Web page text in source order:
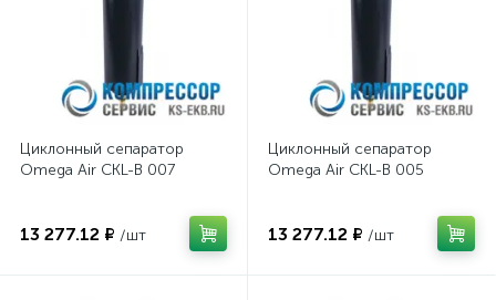
Циклонный сепаратор
Omega Air CKL-B 007
13 277.12 ₽ /шт
Циклонный сепаратор
Omega Air CKL-B 005
13 277.12 ₽ /шт